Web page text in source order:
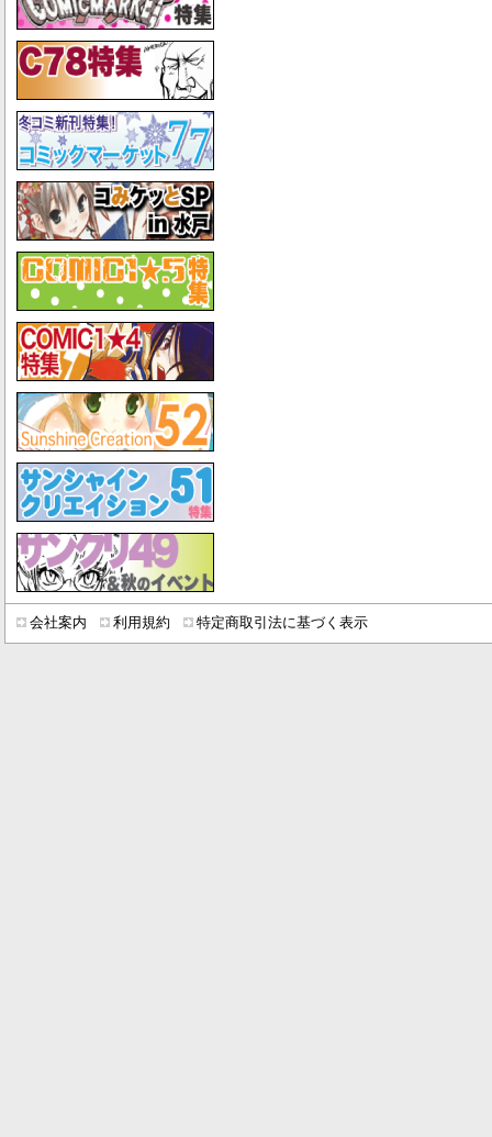
会社案内 利用規約 特定商取引法に基づく表示